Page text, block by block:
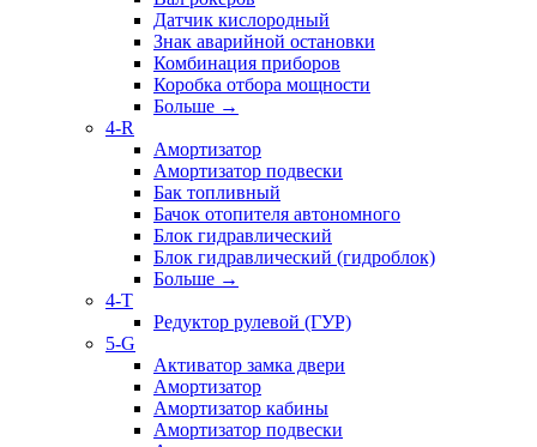
Датчик кислородный
Знак аварийной остановки
Комбинация приборов
Коробка отбора мощности
Больше →
4-R
Амортизатор
Амортизатор подвески
Бак топливный
Бачок отопителя автономного
Блок гидравлический
Блок гидравлический (гидроблок)
Больше →
4-T
Редуктор рулевой (ГУР)
5-G
Активатор замка двери
Амортизатор
Амортизатор кабины
Амортизатор подвески